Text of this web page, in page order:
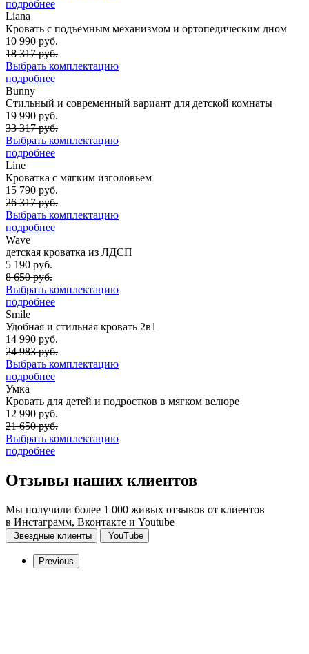
подробнее
Liana
Кровать с подъемным механизмом и ортопедическим дном
10 990 руб.
18 317 руб.
Выбрать комплектацию
подробнее
Bunny
Стильный и современный вариант для детской комнаты
19 990 руб.
33 317 руб.
Выбрать комплектацию
подробнее
Line
Кроватка с мягким изголовьем
15 790 руб.
26 317 руб.
Выбрать комплектацию
подробнее
Wave
детская кроватка из ЛДСП
5 190 руб.
8 650 руб.
Выбрать комплектацию
подробнее
Smile
Удобная и стильная кровать 2в1
14 990 руб.
24 983 руб.
Выбрать комплектацию
подробнее
Умка
Кровать для детей и подростков в мягком велюре
12 990 руб.
21 650 руб.
Выбрать комплектацию
подробнее
Отзывы наших клиентов
Мы получили более 1 000 живых отзывов от клиентов
в Инстаграмм, Вконтакте и Youtube
Звездные клиенты YouTube
Previous